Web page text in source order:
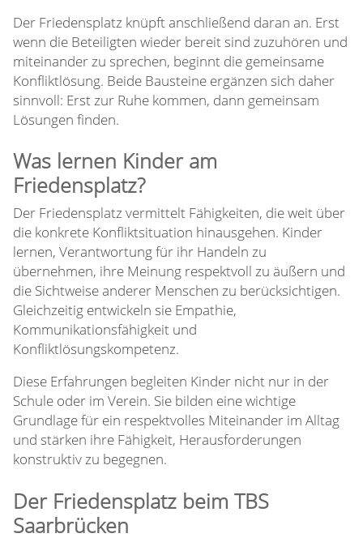
Der Friedensplatz knüpft anschließend daran an. Erst
wenn die Beteiligten wieder bereit sind zuzuhören und
miteinander zu sprechen, beginnt die gemeinsame
Konfliktlösung. Beide Bausteine ergänzen sich daher
sinnvoll: Erst zur Ruhe kommen, dann gemeinsam
Lösungen finden.
Was lernen Kinder am
Friedensplatz?
Der Friedensplatz vermittelt Fähigkeiten, die weit über
die konkrete Konfliktsituation hinausgehen. Kinder
lernen, Verantwortung für ihr Handeln zu
übernehmen, ihre Meinung respektvoll zu äußern und
die Sichtweise anderer Menschen zu berücksichtigen.
Gleichzeitig entwickeln sie Empathie,
Kommunikationsfähigkeit und
Konfliktlösungskompetenz.
Diese Erfahrungen begleiten Kinder nicht nur in der
Schule oder im Verein. Sie bilden eine wichtige
Grundlage für ein respektvolles Miteinander im Alltag
und stärken ihre Fähigkeit, Herausforderungen
konstruktiv zu begegnen.
Der Friedensplatz beim TBS
Saarbrücken